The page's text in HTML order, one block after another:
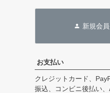
新規会
お支払い
クレジットカード、
振込、コンビニ後払い